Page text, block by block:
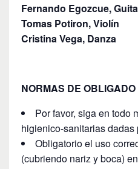
Fernando Egozcue,
Tomas Potiron, Violín
Cristina Vega, Danza
NORMAS DE
Por favor, siga en todo
higienico-sanitarias
Obligatorio el uso
(cubriendo nariz y boca)